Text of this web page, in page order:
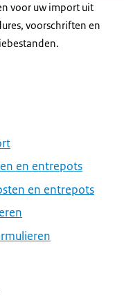
voor uw import uit
voorschriften en
en entrepots
en entrepots